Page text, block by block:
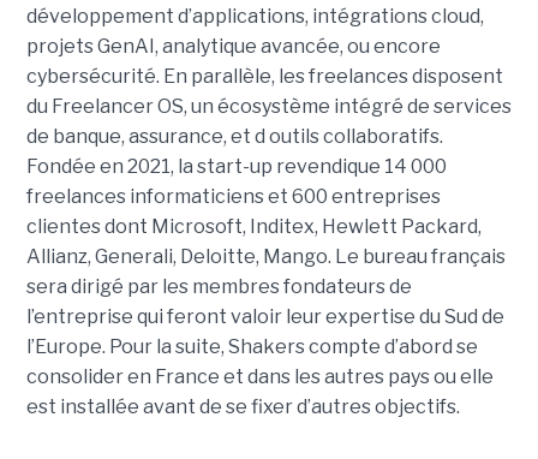
développement d’applications, intégrations cloud,
projets GenAI, analytique avancée, ou encore
cybersécurité. En parallèle, les freelances disposent
du Freelancer OS, un écosystème intégré de services
de banque, assurance, et d outils collaboratifs.
Fondée en 2021, la start-up revendique 14 000
freelances informaticiens et 600 entreprises
clientes dont Microsoft, Inditex, Hewlett Packard,
Allianz, Generali, Deloitte, Mango. Le bureau français
sera dirigé par les membres fondateurs de
l’entreprise qui feront valoir leur expertise du Sud de
l’Europe. Pour la suite, Shakers compte d’abord se
consolider en France et dans les autres pays ou elle
est installée avant de se fixer d’autres objectifs.